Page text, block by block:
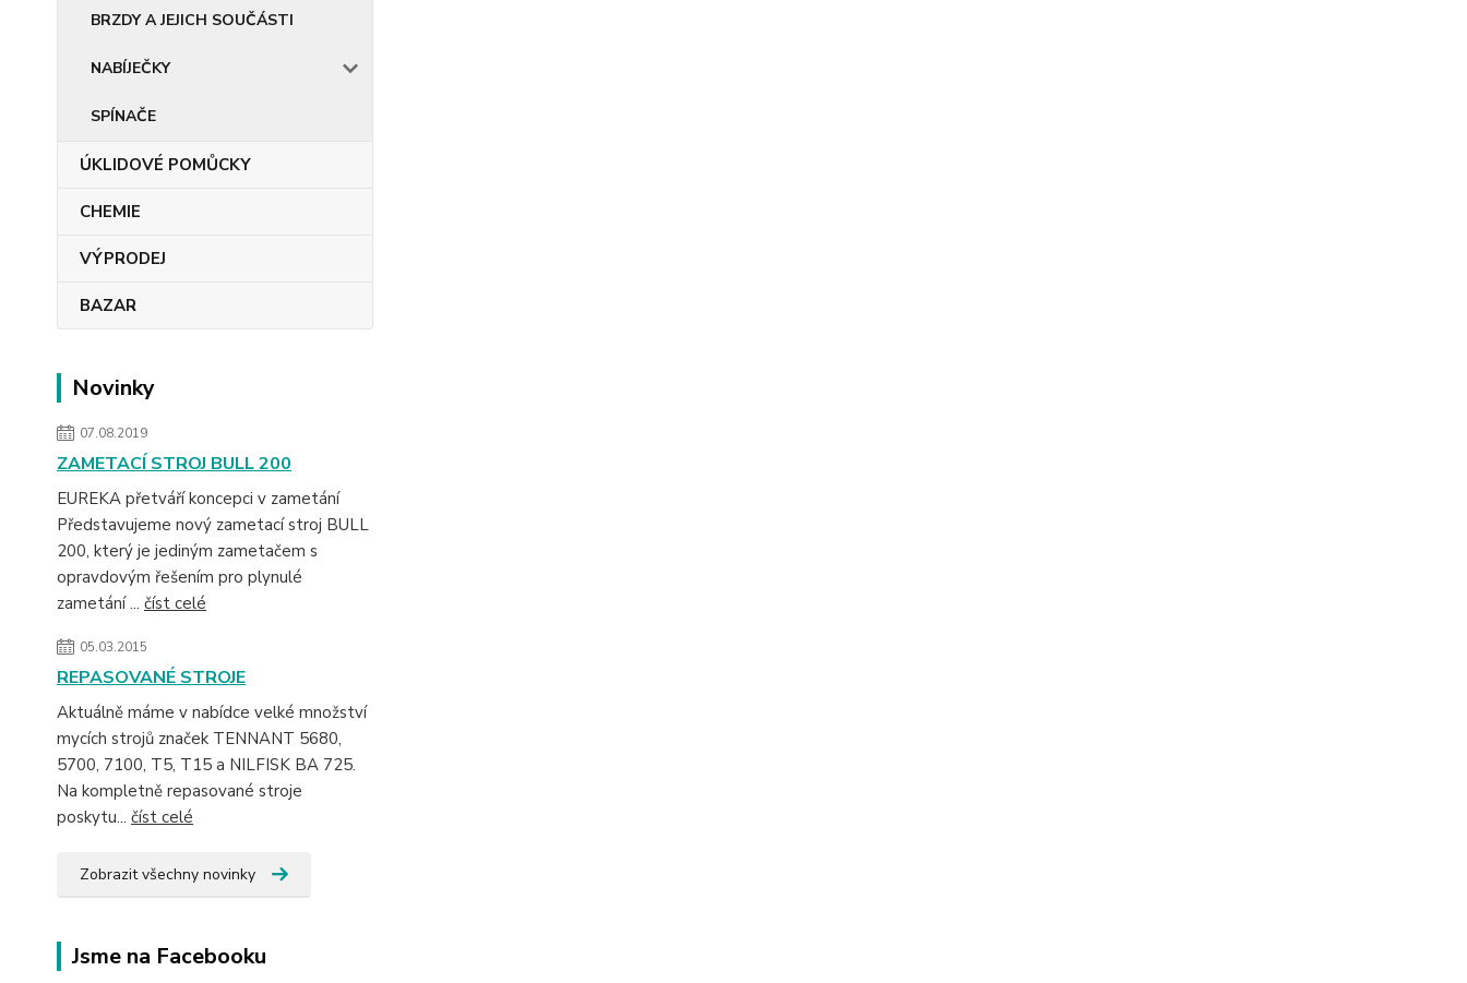
BRZDY A JEJICH SOUČÁSTI
NABÍJEČKY
SPÍNAČE
ÚKLIDOVÉ POMŮCKY
CHEMIE
VÝPRODEJ
BAZAR
Novinky
07.08.2019
ZAMETACÍ STROJ BULL 200
EUREKA přetváří koncepci v zametání
Představujeme nový zametací stroj BULL
200, který je jediným zametačem s
opravdovým řešením pro plynulé
zametání ... číst celé
05.03.2015
REPASOVANÉ STROJE
Aktuálně máme v nabídce velké množství
mycích strojů značek TENNANT 5680,
5700, 7100, T5, T15 a NILFISK BA 725.
Na kompletně repasované stroje
poskytu... číst celé
Zobrazit všechny novinky
Jsme na Facebooku